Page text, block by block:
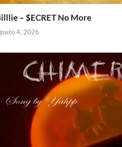
– $ECRET No More
4, 2026